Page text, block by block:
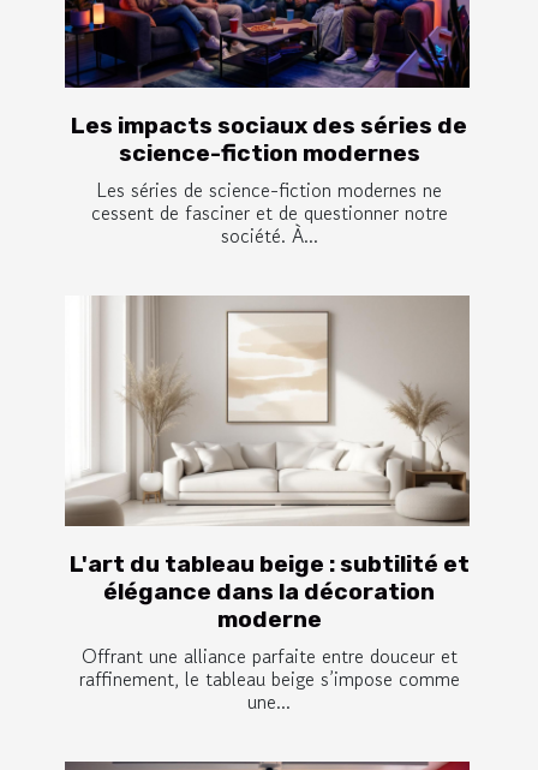
Les impacts sociaux des séries de
science-fiction modernes
Les séries de science-fiction modernes ne
cessent de fasciner et de questionner notre
société. À...
L'art du tableau beige : subtilité et
élégance dans la décoration
moderne
Offrant une alliance parfaite entre douceur et
raffinement, le tableau beige s’impose comme
une...